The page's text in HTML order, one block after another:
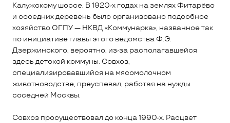
Калужскому шоссе. В 1920-х годах на землях Фитарёво
и соседних деревень было организовано подсобное
хозяйство ОГПУ — НКВД «Коммунарка», названное так
по инициативе главы этого ведомства Ф.Э.
Дзержинского, вероятно, из-за располагавшейся
здесь детской коммуны. Совхоз,
специализировавшийся на мясомолочном
животноводстве, преуспевал, работая на нужды
соседней Москвы.
Совхоз просуществовал до конца 1990-х. Расцвет